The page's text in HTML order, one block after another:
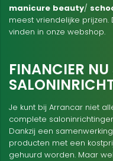
manicure beauty/
meest vriendelijke
vinden in onze webshop.
FINANCIER
Je kunt bij Arrancar niet
complete
Dankzij een
producten met een
gehuurd worden. Maar